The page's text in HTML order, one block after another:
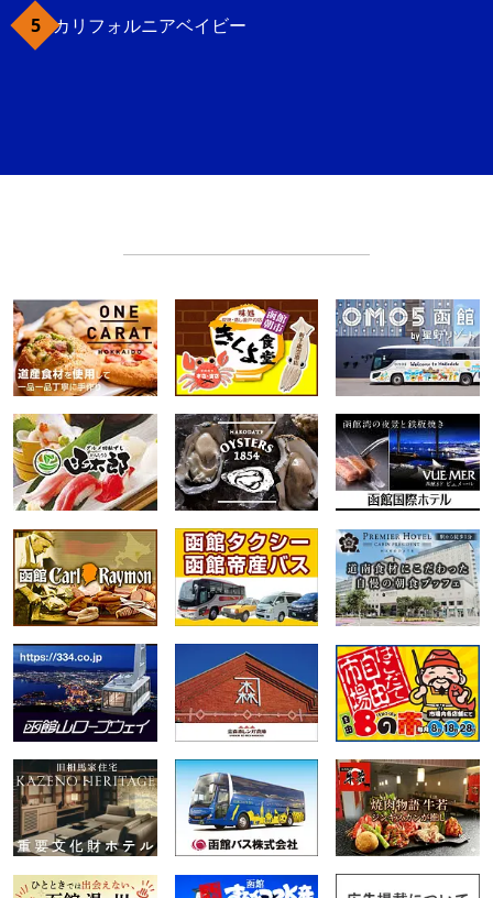
カリフォルニアベイビー